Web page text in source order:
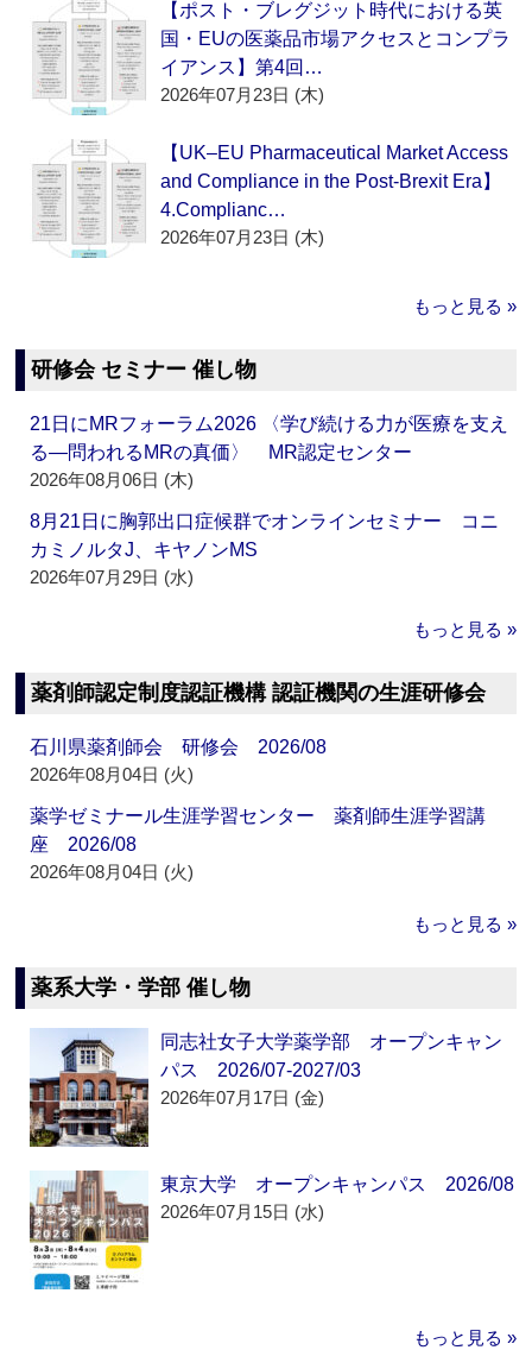
【ポスト・ブレグジット時代における英
国・EUの医薬品市場アクセスとコンプラ
イアンス】第4回…
2026年07月23日 (木)
【UK–EU Pharmaceutical Market Access
and Compliance in the Post-Brexit Era】
4.Complianc…
2026年07月23日 (木)
もっと見る »
研修会 セミナー 催し物
21日にMRフォーラム2026 〈学び続ける力が医療を支え
る―問われるMRの真価〉 MR認定センター
2026年08月06日 (木)
8月21日に胸郭出口症候群でオンラインセミナー コニ
カミノルタJ、キヤノンMS
2026年07月29日 (水)
もっと見る »
薬剤師認定制度認証機構 認証機関の生涯研修会
石川県薬剤師会 研修会 2026/08
2026年08月04日 (火)
薬学ゼミナール生涯学習センター 薬剤師生涯学習講
座 2026/08
2026年08月04日 (火)
もっと見る »
薬系大学・学部 催し物
同志社女子大学薬学部 オープンキャン
パス 2026/07-2027/03
2026年07月17日 (金)
東京大学 オープンキャンパス 2026/08
2026年07月15日 (水)
もっと見る »